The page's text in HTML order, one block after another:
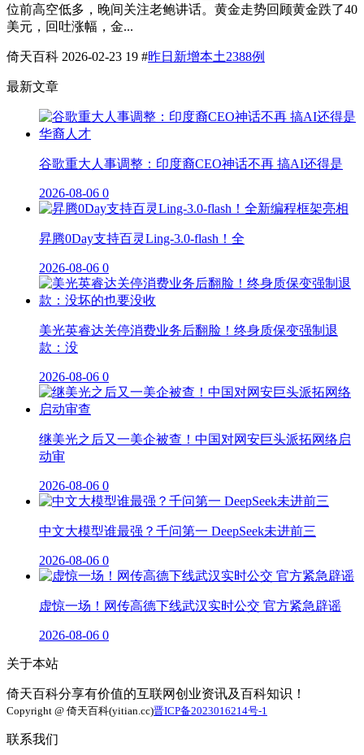
位前高空低多，晚间关注老鲍讲话。黄金走势回顾黄金跌了40
美元，回吐涨幅，金...
倚天百科 2026-02-23 19 #昨日新增本土2388例
最新文章
谷歌重大人事调整：印度裔CEO神话不再 搞AI还得是
2026-08-06 0
昇腾0Day支持百灵Ling-3.0-flash！全
2026-08-06 0
美光英睿达关停消费业务后翻脸！终身质保变强制退
款：没
2026-08-06 0
继美光之后又一美企被查！中国对网安巨头派拓网络启
动审
2026-08-06 0
中文大模型谁最强？千问第一 DeepSeek未进前三
2026-08-06 0
虚惊一场！网传高德下线武汉实时公交 官方紧急辟谣
2026-08-06 0
关于本站
倚天百科分享有价值的互联网创业资讯及百科知识！
Copyright @ 倚天百科(yitian.cc)晋ICP备2023016214号-1
联系我们